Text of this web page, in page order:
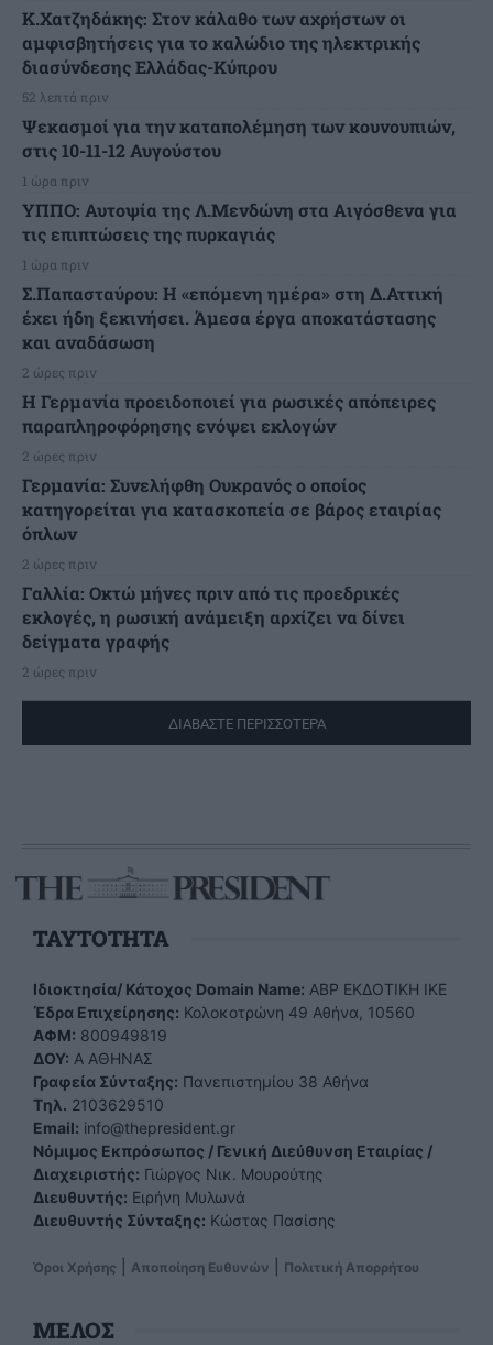
Κ.Χατζηδάκης: Στον κάλαθο των αχρήστων οι
αμφισβητήσεις για το καλώδιο της ηλεκτρικής
διασύνδεσης Ελλάδας-Κύπρου
52 λεπτά πριν
Ψεκασμοί για την καταπολέμηση των κουνουπιών,
στις 10-11-12 Αυγούστου
1 ώρα πριν
ΥΠΠΟ: Αυτοψία της Λ.Μενδώνη στα Αιγόσθενα για
τις επιπτώσεις της πυρκαγιάς
1 ώρα πριν
Σ.Παπασταύρου: Η «επόμενη ημέρα» στη Δ.Αττική
έχει ήδη ξεκινήσει. Άμεσα έργα αποκατάστασης
και αναδάσωση
2 ώρες πριν
Η Γερμανία προειδοποιεί για ρωσικές απόπειρες
παραπληροφόρησης ενόψει εκλογών
2 ώρες πριν
Γερμανία: Συνελήφθη Ουκρανός ο οποίος
κατηγορείται για κατασκοπεία σε βάρος εταιρίας
όπλων
2 ώρες πριν
Γαλλία: Οκτώ μήνες πριν από τις προεδρικές
εκλογές, η ρωσική ανάμειξη αρχίζει να δίνει
δείγματα γραφής
2 ώρες πριν
ΔΙΑΒΑΣΤΕ ΠΕΡΙΣΣΟΤΕΡΑ
TAYTOTHTA
Ιδιοκτησία/ Κάτοχος Domain Name: ΑBP ΕΚΔΟΤΙΚΗ ΙΚΕ
Έδρα Επιχείρησης: Κολοκοτρώνη 49 Αθήνα, 10560
ΑΦΜ: 800949819
ΔΟΥ: Α ΑΘΗΝΑΣ
Γραφεία Σύνταξης: Πανεπιστημίου 38 Αθήνα
Tηλ. 2103629510
Email: info@thepresident.gr
Νόμιμος Εκπρόσωπος / Γενική Διεύθυνση Εταιρίας /
Διαχειριστής: Γιώργος Νικ. Μουρούτης
Διευθυντής: Ειρήνη Μυλωνά
Διευθυντής Σύνταξης: Κώστας Πασίσης
Όροι Χρήσης Αποποίηση Ευθυνών Πολιτική Απορρήτου
ΜΕΛΟΣ